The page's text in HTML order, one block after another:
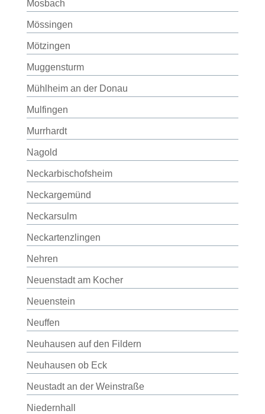
Mosbach
Mössingen
Mötzingen
Muggensturm
Mühlheim an der Donau
Mulfingen
Murrhardt
Nagold
Neckarbischofsheim
Neckargemünd
Neckarsulm
Neckartenzlingen
Nehren
Neuenstadt am Kocher
Neuenstein
Neuffen
Neuhausen auf den Fildern
Neuhausen ob Eck
Neustadt an der Weinstraße
Niedernhall